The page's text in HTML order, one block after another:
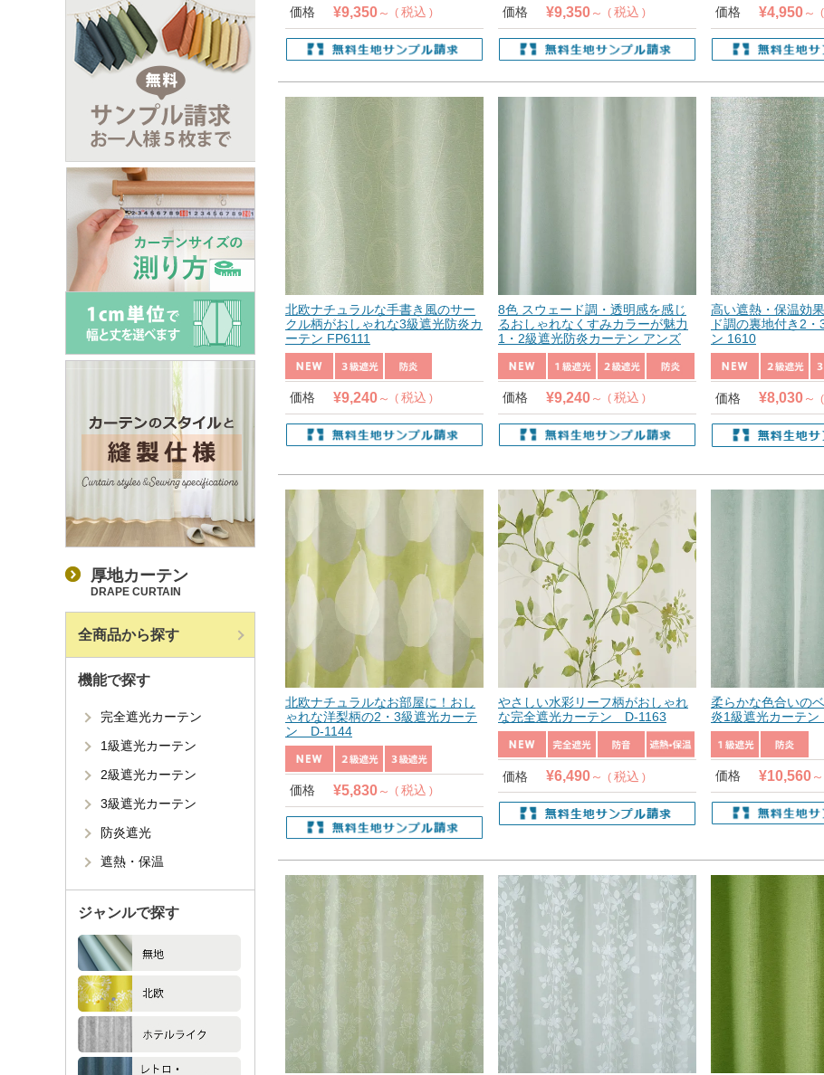
厚地カーテン
DRAPE CURTAIN
全商品から探す
機能で探す
完全遮光カーテン
1級遮光カーテン
2級遮光カーテン
3級遮光カーテン
防炎遮光
遮熱・保温
ジャンルで探す
価格 ¥9,350 税込 価格 ¥9,350 税込 価格 ¥4,950
北欧ナチュラルな手書き風のサー
クル柄がおしゃれな3級遮光防炎カ
ーテン FP6111
価格 ¥9,240 税込
8色 スウェード調・透明感を感じ
るおしゃれなくすみカラーが魅力
1・2級遮光防炎カーテン アンズ
価格 ¥9,240 税込
高い遮熱・保温効
ド調の裏地付き2
ン 1610
価格 ¥8,030
北欧ナチュラルなお部屋に！おし
ゃれな洋梨柄の2・3級遮光カーテ
ン D-1144
価格 ¥5,830 税込
やさしい水彩リーフ柄がおしゃれ
な完全遮光カーテン D-1163
価格 ¥6,490 税込
柔らかな色合いの
炎1級遮光カーテ
価格 ¥10,560